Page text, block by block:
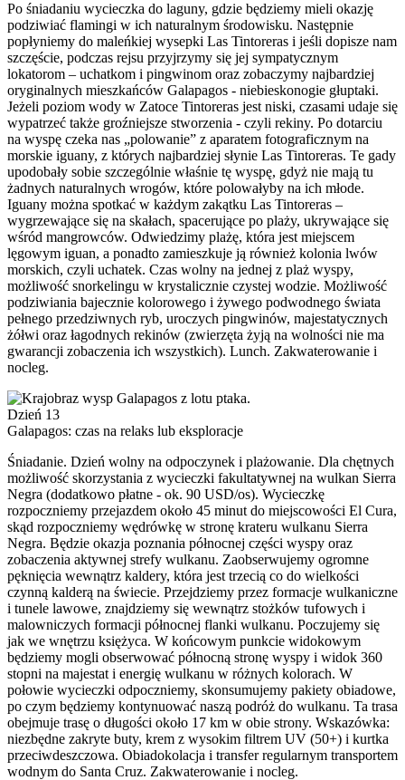
Po śniadaniu wycieczka do laguny, gdzie będziemy mieli okazję
podziwiać flamingi w ich naturalnym środowisku. Następnie
popłyniemy do maleńkiej wysepki Las Tintoreras i jeśli dopisze nam
szczęście, podczas rejsu przyjrzymy się jej sympatycznym
lokatorom – uchatkom i pingwinom oraz zobaczymy najbardziej
oryginalnych mieszkańców Galapagos - niebieskonogie głuptaki.
Jeżeli poziom wody w Zatoce Tintoreras jest niski, czasami udaje się
wypatrzeć także groźniejsze stworzenia - czyli rekiny. Po dotarciu
na wyspę czeka nas „polowanie” z aparatem fotograficznym na
morskie iguany, z których najbardziej słynie Las Tintoreras. Te gady
upodobały sobie szczególnie właśnie tę wyspę, gdyż nie mają tu
żadnych naturalnych wrogów, które polowałyby na ich młode.
Iguany można spotkać w każdym zakątku Las Tintoreras –
wygrzewające się na skałach, spacerujące po plaży, ukrywające się
wśród mangrowców. Odwiedzimy plażę, która jest miejscem
lęgowym iguan, a ponadto zamieszkuje ją również kolonia lwów
morskich, czyli uchatek. Czas wolny na jednej z plaż wyspy,
możliwość snorkelingu w krystalicznie czystej wodzie. Możliwość
podziwiania bajecznie kolorowego i żywego podwodnego świata
pełnego przedziwnych ryb, uroczych pingwinów, majestatycznych
żółwi oraz łagodnych rekinów (zwierzęta żyją na wolności nie ma
gwarancji zobaczenia ich wszystkich). Lunch. Zakwaterowanie i
nocleg.
Dzień 13
Galapagos: czas na relaks lub eksploracje
Śniadanie. Dzień wolny na odpoczynek i plażowanie. Dla chętnych
możliwość skorzystania z wycieczki fakultatywnej na wulkan Sierra
Negra (dodatkowo płatne - ok. 90 USD/os). Wycieczkę
rozpoczniemy przejazdem około 45 minut do miejscowości El Cura,
skąd rozpoczniemy wędrówkę w stronę krateru wulkanu Sierra
Negra. Będzie okazja poznania północnej części wyspy oraz
zobaczenia aktywnej strefy wulkanu. Zaobserwujemy ogromne
pęknięcia wewnątrz kaldery, która jest trzecią co do wielkości
czynną kalderą na świecie. Przejdziemy przez formacje wulkaniczne
i tunele lawowe, znajdziemy się wewnątrz stożków tufowych i
malowniczych formacji północnej flanki wulkanu. Poczujemy się
jak we wnętrzu księżyca. W końcowym punkcie widokowym
będziemy mogli obserwować północną stronę wyspy i widok 360
stopni na majestat i energię wulkanu w różnych kolorach. W
połowie wycieczki odpoczniemy, skonsumujemy pakiety obiadowe,
po czym będziemy kontynuować naszą podróż do wulkanu. Ta trasa
obejmuje trasę o długości około 17 km w obie strony. Wskazówka:
niezbędne zakryte buty, krem z wysokim filtrem UV (50+) i kurtka
przeciwdeszczowa. Obiadokolacja i transfer regularnym transportem
wodnym do Santa Cruz. Zakwaterowanie i nocleg.